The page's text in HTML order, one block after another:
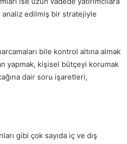
analiz edilmiş bir stratejiyle
bile kontrol altına almak
yapmak, kişisel bütçeyi korumak
dair soru işaretleri,
gibi çok sayıda iç ve dış